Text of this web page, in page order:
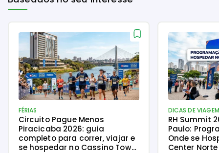
FÉRIAS
Circuito Pague Menos
Piracicaba 2026: guia
completo para correr, viajar e
se hospedar no Cassino Tower
DICAS DE VIAGEM
RH Summit
Paulo:
Onde se
Center Norte